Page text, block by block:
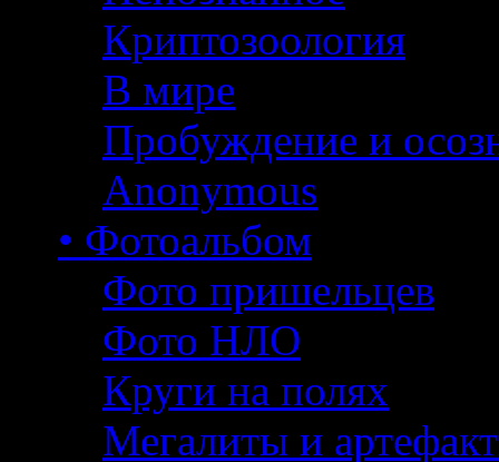
Криптозоология
В мире
Пробуждение и
Anonymous
• Фотоальбом
Фото пришельцев
Фото НЛО
Круги на полях
Мегалиты и